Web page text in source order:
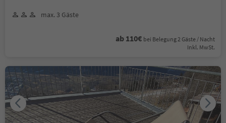
max. 3 Gäste
ab 110€ bei Belegung 2 Gäste / Nacht
Inkl. MwSt.